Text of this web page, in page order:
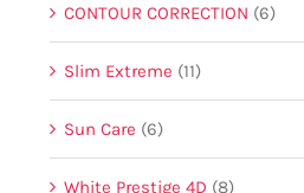
CONTOUR CORRECTION (6)
Slim Extreme (11)
Sun Care (6)
White Prestige 4D (8)